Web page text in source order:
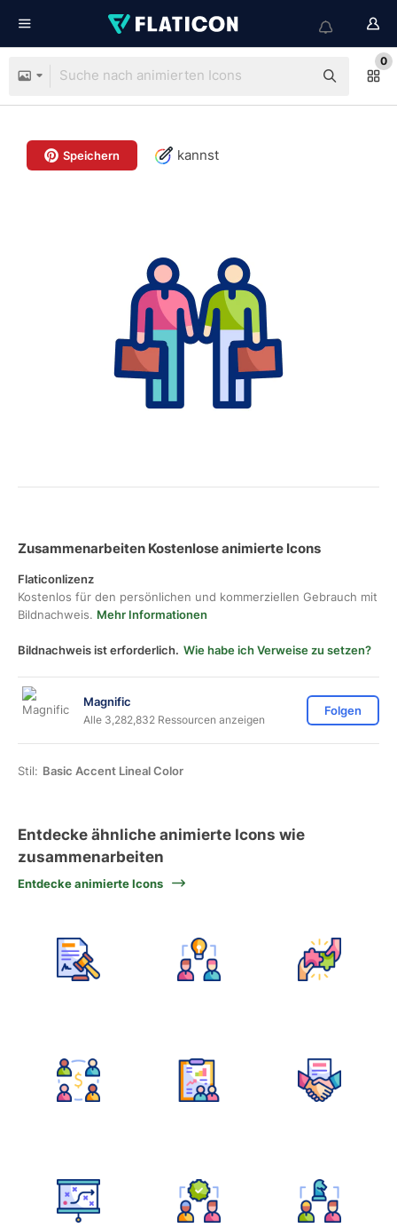
0
Speichern kannst
Zusammenarbeiten Kostenlose animierte Icons
Flaticonlizenz
Kostenlos für den persönlichen und kommerziellen Gebrauch mit
Bildnachweis. Mehr Informationen
Bildnachweis ist erforderlich. Wie habe ich Verweise zu setzen?
Magnific
Alle 3,282,832 Ressourcen anzeigen
Folgen
Stil: Basic Accent Lineal Color
Entdecke ähnliche animierte Icons wie
zusammenarbeiten
Entdecke animierte Icons